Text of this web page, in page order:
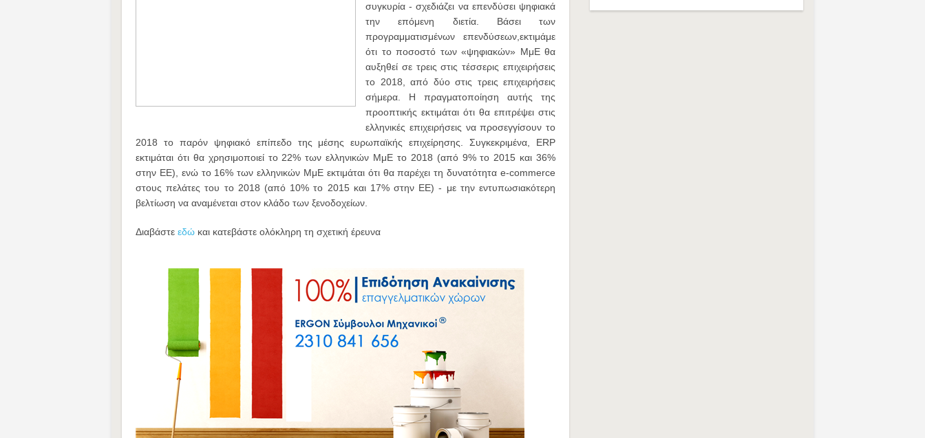
συγκυρία - σχεδιάζει να επενδύσει ψηφιακά
την επόμενη διετία. Βάσει των
προγραμματισμένων επενδύσεων,εκτιμάμε
ότι το ποσοστό των «ψηφιακών» ΜμΕ θα
αυξηθεί σε τρεις στις τέσσερις επιχειρήσεις
το 2018, από δύο στις τρεις επιχειρήσεις
σήμερα. Η πραγματοποίηση αυτής της
προοπτικής εκτιμάται ότι θα επιτρέψει στις
ελληνικές επιχειρήσεις να προσεγγίσουν το
2018 το παρόν ψηφιακό επίπεδο της μέσης ευρωπαϊκής επιχείρησης. Συγκεκριμένα, ERP
εκτιμάται ότι θα χρησιμοποιεί το 22% των ελληνικών ΜμΕ το 2018 (από 9% το 2015 και 36%
στην ΕΕ), ενώ το 16% των ελληνικών ΜμΕ εκτιμάται ότι θα παρέχει τη δυνατότητα e-commerce
στους πελάτες του το 2018 (από 10% το 2015 και 17% στην ΕΕ) - με την εντυπωσιακότερη
βελτίωση να αναμένεται στον κλάδο των ξενοδοχείων.
Διαβάστε εδώ και κατεβάστε ολόκληρη τη σχετική έρευνα